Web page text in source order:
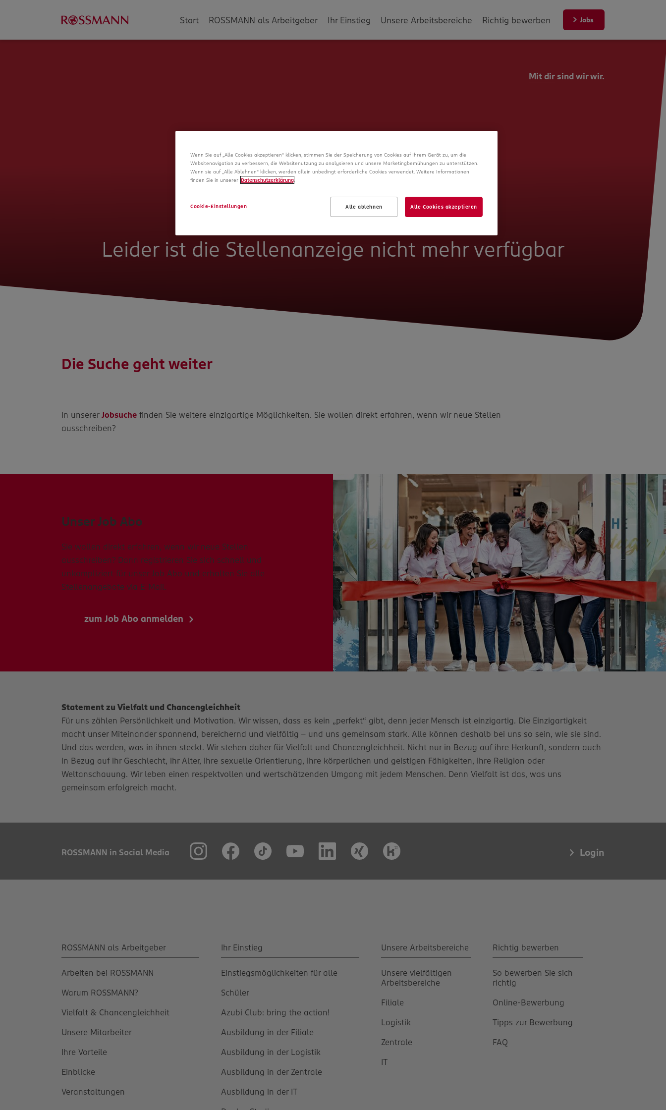
Start ROSSMANN als Arbeitgeber Ihr Einstieg Unsere Arbeitsbereiche Richtig bewerben Jobs
Mit dirsind wir wir.
Schade!
Leider ist die Stellenanzeige nicht mehr verfügbar
Die Suche geht weiter
In unsererJobsuche finden Sie weitere einzigartige Möglichkeiten. Sie wollen direkt erfahren, wenn wir neue Stellen
ausschreiben?
Unser Job Abo
Sie wollen direkt erfahren, wenn wir neue Stellen
ausschreiben? Dann registrieren Sie sich schnell und
unkompliziert für unser Job Abo und erhalten Sie alle
Stellenangebote via E-Mail.
zum Job Abo anmelden
Statement zu Vielfalt und Chancengleichheit
Für uns zählen Persönlichkeit und Motivation. Wir wissen, dass es kein „perfekt“ gibt, denn jeder Mensch ist einzigartig. Die Einzigartigkeit
macht unser Miteinander spannend, bereichernd und vielfältig – und uns gemeinsam stark. Alle können deshalb bei uns so sein, wie sie sind.
Und das werden, was in ihnen steckt. Wir stehen daher für Vielfalt und Chancengleichheit. Nicht nur in Bezug auf ihre Herkunft, sondern auch
in Bezug auf ihr Geschlecht, ihr Alter, ihre sexuelle Orientierung, ihre körperlichen und geistigen Fähigkeiten, ihre Religion oder
Weltanschauung. Wir leben einen respektvollen und wertschätzenden Umgang mit jedem Menschen. Denn Vielfalt ist das, was uns
gemeinsam erfolgreich macht.
ROSSMANN in Social Media Login
ROSSMANN als Arbeitgeber
Arbeiten bei ROSSMANN
Warum ROSSMANN?
Vielfalt & Chancengleichheit
Unsere Mitarbeiter
Ihre Vorteile
Einblicke
Veranstaltungen
Ihr Einstieg
Einstiegsmöglichkeiten für alle
Schüler
Azubi Club: bring the action!
Ausbildung in der Filiale
Ausbildung in der Logistik
Ausbildung in der Zentrale
Ausbildung in der IT
Unsere Arbeitsbereiche
Unsere vielfältigen
Arbeitsbereiche
Filiale
Logistik
Zentrale
IT
Richtig bewerben
So bewerben Sie sich
richtig
Online-Bewerbung
Tipps zur Bewerbung
FAQ
Wenn Sie auf „Alle Cookies akzeptieren“ klicken, stimmen Sie der Speicherung von Cookies auf Ihrem Gerät zu, um die
Websitenavigation zu verbessern, die Websitenutzung zu analysieren und unsere Marketingbemühungen zu unterstützen.
Wenn sie auf „Alle Ablehnen“ klicken, werden allein unbedingt erforderliche Cookies verwendet. Weitere Informationen
finden Sie in unserer Datenschutzerklärung
Alle ablehnen Alle Cookies akzeptieren
Cookie-Einstellungen